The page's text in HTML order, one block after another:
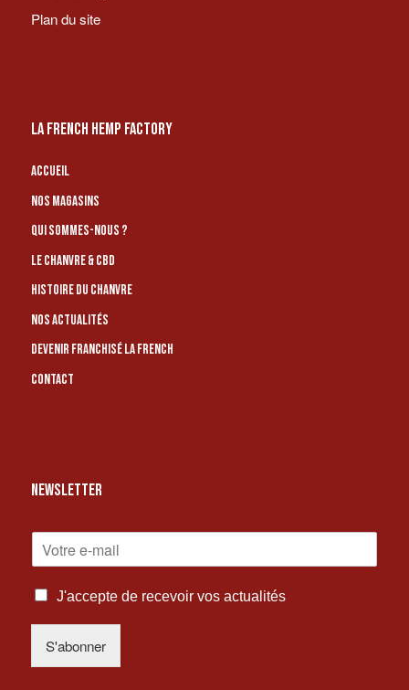
Plan du site
LA FRENCH HEMP FACTORY
Accueil
Nos magasins
Qui sommes-nous ?
Le chanvre & CBD
Histoire du chanvre
Nos actualités
Devenir franchisé La French
Contact
NEWSLETTER
A
I
F
R
J'accepte de recevoir vos actualités
S'abonner